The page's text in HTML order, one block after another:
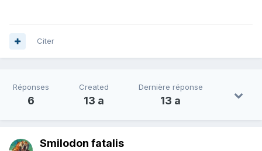
Citer
Réponses
6
Created
13 a
Dernière réponse
13 a
Smilodon fatalis